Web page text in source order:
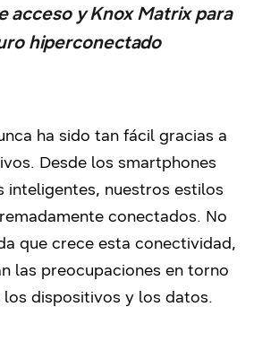
acceso y Knox Matrix para
hiperconectado
ha sido tan fácil gracias a
Desde los smartphones
inteligentes, nuestros estilos
conectados. No
que crece esta conectividad,
las preocupaciones en torno
los dispositivos y los datos.